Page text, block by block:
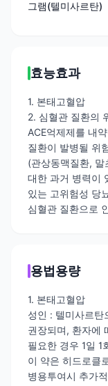
그램(텔미사르탄)
효능효과
1. 본태고혈압
2. 심혈관 질환의
ACE억제제를 내
질환이 발병될 위
(관상동맥질환,
대한 과거 병력이
있는 고위험성 당
심혈관 질환으로
용법용량
1. 본태고혈압
성인 : 텔미사르탄
권장되며, 환자에
필요한 경우 1일
이 약은 히드로클
병용투여시 추가